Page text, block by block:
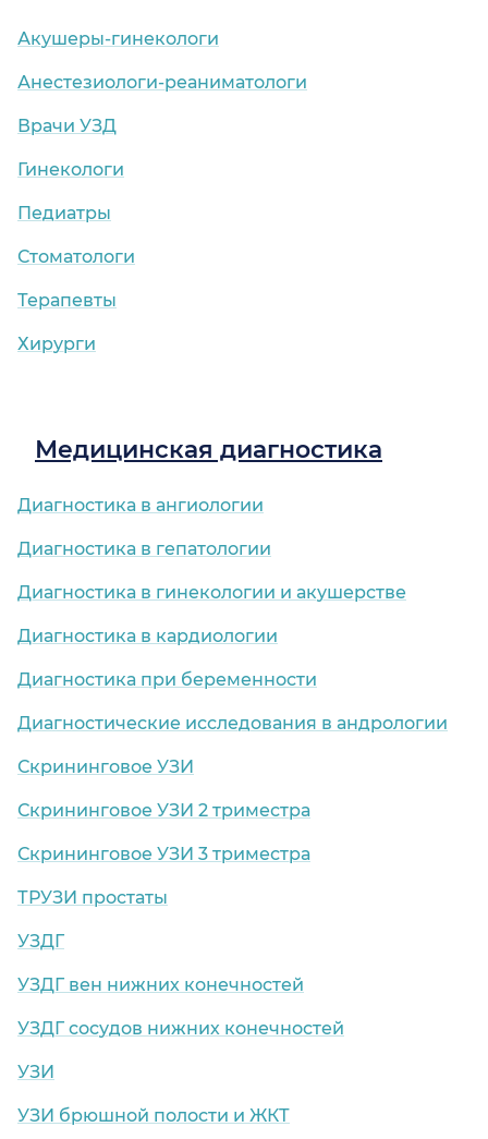
Акушеры-гинекологи
Анестезиологи-реаниматологи
Врачи УЗД
Гинекологи
Педиатры
Стоматологи
Терапевты
Хирурги
Медицинская диагностика
Диагностика в ангиологии
Диагностика в гепатологии
Диагностика в гинекологии и акушерстве
Диагностика в кардиологии
Диагностика при беременности
Диагностические исследования в андрологии
Скрининговое УЗИ
Скрининговое УЗИ 2 триместра
Скрининговое УЗИ 3 триместра
ТРУЗИ простаты
УЗДГ
УЗДГ вен нижних конечностей
УЗДГ сосудов нижних конечностей
УЗИ
УЗИ брюшной полости и ЖКТ